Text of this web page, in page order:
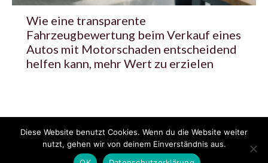
Wie eine transparente
Fahrzeugbewertung beim Verkauf eines
Autos mit Motorschaden entscheidend
helfen kann, mehr Wert zu erzielen
© 2020 - 2025 Copyright - KFZzeitung.com
Datenschutzerklärung FAQ Kontakt Impressum
Diese Website benutzt Cookies. Wenn du die Website weiter
nutzt, gehen wir von deinem Einverständnis aus.